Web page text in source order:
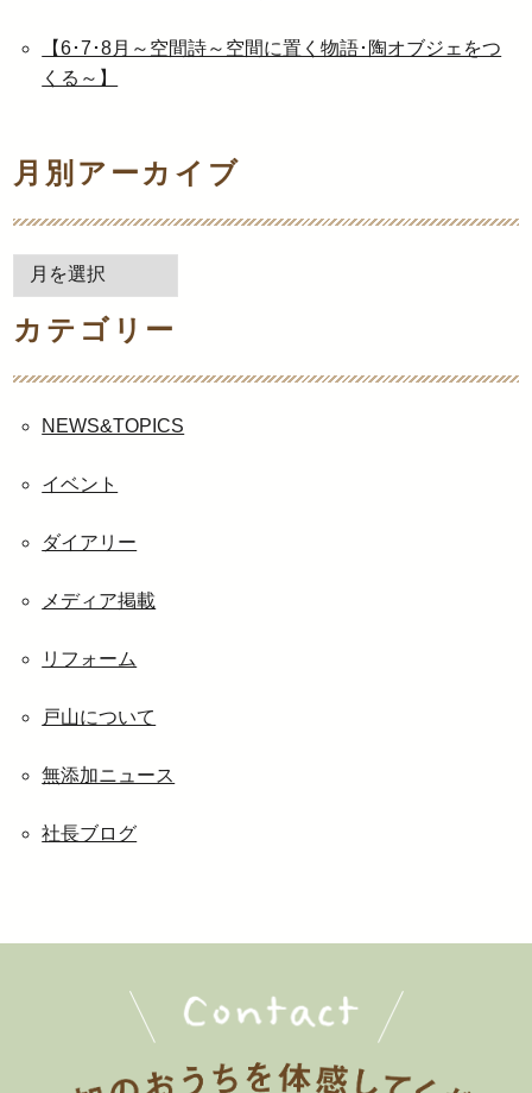
【6･7･8月～空間詩～空間に置く物語･陶オブジェをつ
くる～】
月別アーカイブ
別
ア
カ
カテゴリー
NEWS&TOPICS
イベント
ダイアリー
メディア掲載
リフォーム
戸山について
無添加ニュース
社長ブログ